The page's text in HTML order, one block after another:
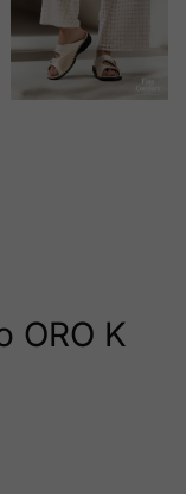
ORO K